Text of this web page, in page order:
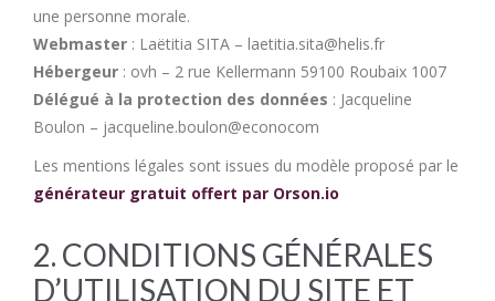
une personne morale.
Webmaster : Laëtitia SITA – laetitia.sita@helis.fr
Hébergeur : ovh – 2 rue Kellermann 59100 Roubaix 1007
Délégué à la protection des données : Jacqueline
Boulon – jacqueline.boulon@econocom
Les mentions légales sont issues du modèle proposé par le
générateur gratuit offert par Orson.io
2. CONDITIONS GÉNÉRALES
D’UTILISATION DU SITE ET